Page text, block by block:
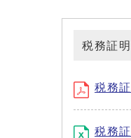
税務証
税務
税務